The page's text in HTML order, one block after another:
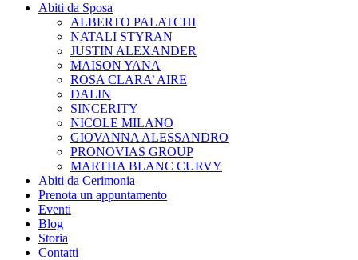
Abiti da Sposa
ALBERTO PALATCHI
NATALI STYRAN
JUSTIN ALEXANDER
MAISON YANA
ROSA CLARA’ AIRE
DALIN
SINCERITY
NICOLE MILANO
GIOVANNA ALESSANDRO
PRONOVIAS GROUP
MARTHA BLANC CURVY
Abiti da Cerimonia
Prenota un appuntamento
Eventi
Blog
Storia
Contatti